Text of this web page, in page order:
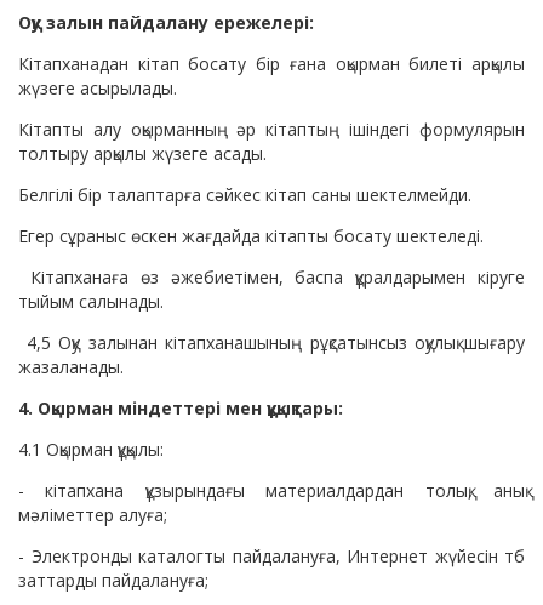
Оқу залын пайдалану ережелері:
Кітапханадан кітап босату бір ғана оқырман билеті арқылы
жүзеге асырылады.
Кітапты алу оқырманның әр кітаптың ішіндегі формулярын
толтыру арқылы жүзеге асады.
Белгілі бір талаптарға сәйкес кітап саны шектелмейди.
Егер сұраныс өскен жағдайда кітапты босату шектеледі.
Кітапханаға өз әжебиетімен, баспа құралдарымен кіруге
тыйым салынады.
4,5 Оқу залынан кітапханашының рұқсатынсыз оқулық шығару
жазаланады.
4. Оқырман міндеттері мен құқықтары:
4.1 Оқырман құқылы:
- кітапхана құзырындағы материалдардан толық, анық
мәліметтер алуға;
- Электронды каталогты пайдалануға, Интернет жүйесін тб
заттарды пайдалануға;